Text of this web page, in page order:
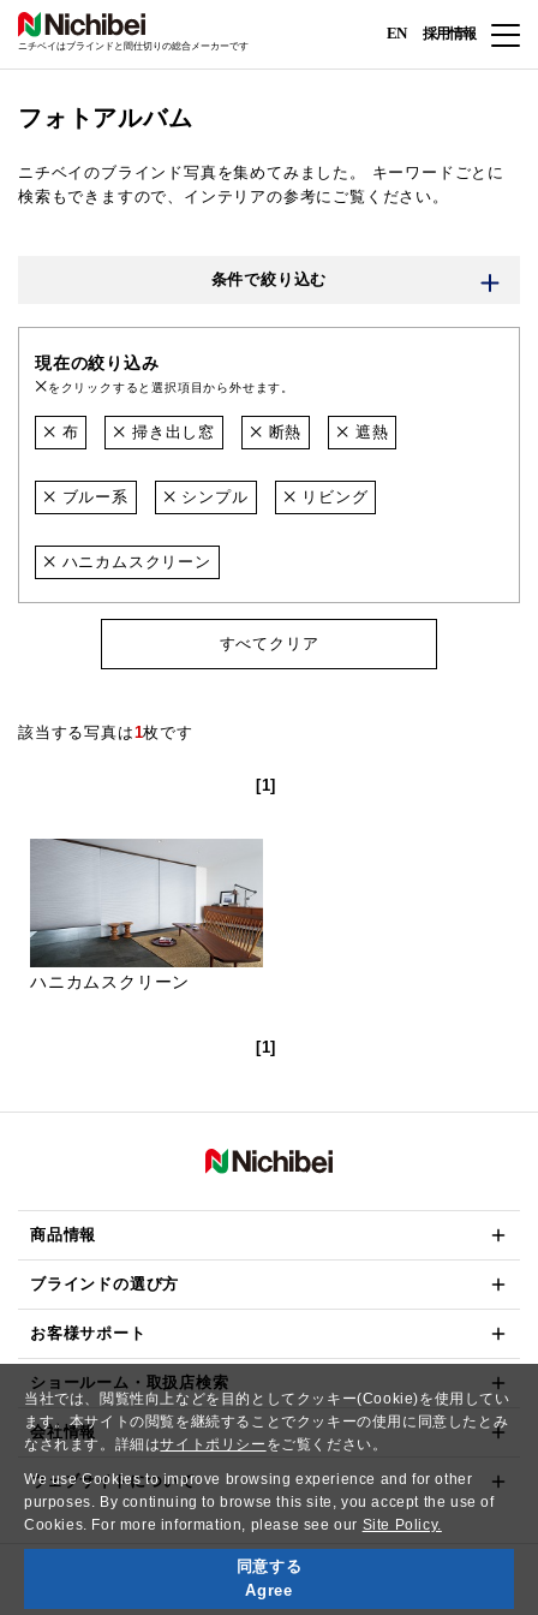
当社では、閲覧性向上などを目的としてクッキー(Cookie)を使用してい
ます。本サイトの閲覧を継続することでクッキーの使用に同意したとみ
なされます。詳細はサイトポリシー をご覧ください。
We use Cookies to improve browsing experience and for other
purposes. By continuing to browse this site, you accept the use of
Cookies. For more information, please see our Site Policy.
同意する
Agree
ニチベイはブラインドと間仕切りの総合メーカーです
EN 採用情報
フォトアルバム
ニチベイのブラインド写真を集めてみました。
キーワードごとに
検索もできますので、インテリアの参考にご覧ください。
条件で絞り込む
現在の絞り込み
をクリックすると選択項目から外せます。
布 掃き出し窓 断熱 遮熱
ブルー系 シンプル リビング
ハニカムスクリーン
すべてクリア
該当する写真は1枚です
[1]
ハニカムスクリーン
[1]
商品情報
ブラインドの選び方
お客様サポート
ショールーム・取扱店検索
会社情報
ウェブサイトについて
Copyright© NICHIBEI CO.,LTD. All Rights Reserved.